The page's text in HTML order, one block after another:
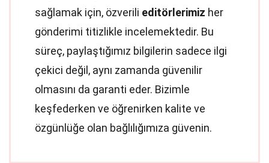
sağlamak için, özverili editörlerimiz her
gönderimi titizlikle incelemektedir. Bu
süreç, paylaştığımız bilgilerin sadece ilgi
çekici değil, aynı zamanda güvenilir
olmasını da garanti eder. Bizimle
keşfederken ve öğrenirken kalite ve
özgünlüğe olan bağlılığımıza güvenin.